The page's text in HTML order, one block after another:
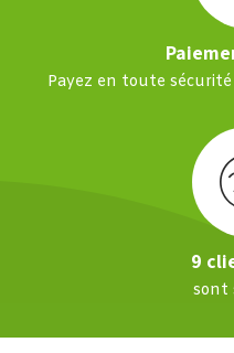
Payez en toute
9
sont